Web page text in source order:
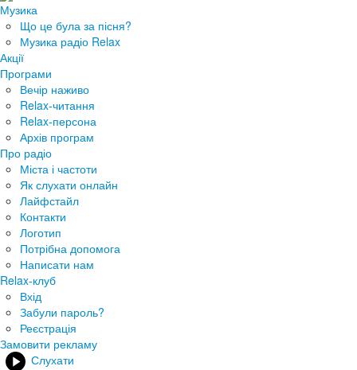
Музика
Що це була за пісня?
Музика радіо Relax
Акції
Програми
Вечір наживо
Relax-читання
Relax-персона
Архів програм
Про радіо
Міста і частоти
Як слухати онлайн
Лайфстайл
Контакти
Логотип
Потрібна допомога
Написати нам
Relax-клуб
Вхід
Забули пароль?
Реєстрація
Замовити рекламу
Слухати